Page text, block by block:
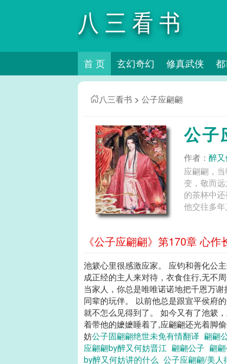
八三看书
首 页 玄幻奇幻 修真武侠
八三看书 > 公子应翩翩
公子
作者： 醉
应翩翩，当朝权
变，敬而远之。 有一天，他意识觉醒，发现自己生活在一本书中，即将遭遇被情人辜负、被朋友出卖、
的茶杯中还被人下了疯药。 既然好人混不下去，他索性决
他交往多年又背叛他的镇北侯开始。 应翩
有意思。” 结果——？ 曾经跟他不共戴天的仇人成为了他的痴汉小弟； 曾经一天骂他十封奏章的言官对他赞不绝口； 曾经天天琢磨刺杀他
圣教教主，也来到了他身边，倾
后，反倒全天下都成了他的死忠粉？ 坐
有任何不符合道德规范
翩小说,公
《公子应翩翩》第170章 心作
池簌心里很感激应家。 应钧和善化公
成正经的主人来对待，衣食住行,无不
当家人，你总是唯唯诺诺地把千恩万
同辈的玩伴。 以前他总是跟宣平侯府
就不怎么见得到了。 如今又有了池簌
着带他的嬷嬷睡着了,应翩翩还光着脚
妨公子固翩翩绝世未免有情翻译 翩翩
应翩翩by醉又何妨晋江 翩翩公子 翩
by醉又何妨讲的什么 公子应翩翩/美人